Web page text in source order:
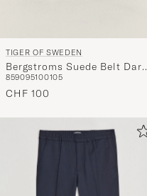
TIGER OF SWEDEN
Bergstroms Suede Belt Dark
Brown
859095100105
CHF 100